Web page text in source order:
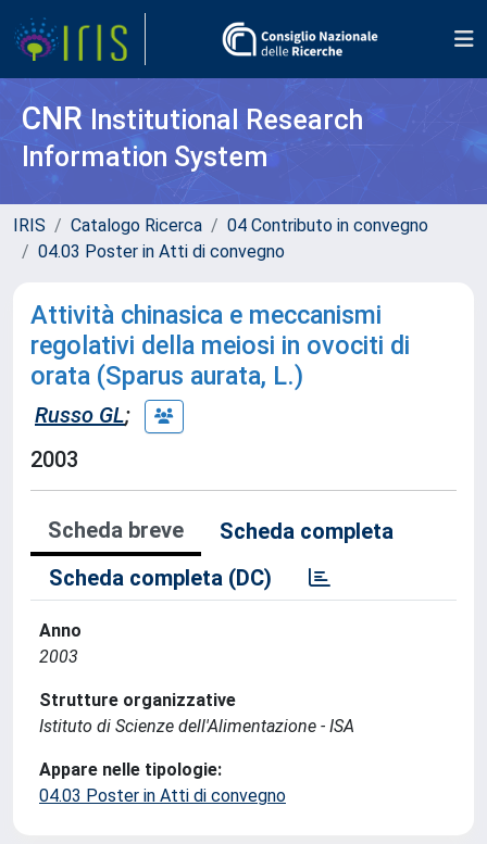
CNR Institutional Research
Information System
IRIS Catalogo Ricerca
04 Contributo in convegno
04.03 Poster in Atti di convegno
Attività chinasica e meccanismi
regolativi della meiosi in ovociti di
orata (Sparus aurata, L.)
Russo GL;
2003
Scheda breve
Scheda completa
Scheda completa (DC)
Anno
2003
Strutture organizzative
Istituto di Scienze dell'Alimentazione - ISA
Appare nelle tipologie:
04.03 Poster in Atti di convegno